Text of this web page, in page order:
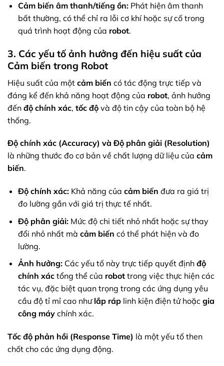
Cảm biến âm thanh/tiếng ồn:Phát hiện âm thanh
bất thường, có thể chỉ ra lỗi cơ khí hoặc sự cố trong
quá trình hoạt động của robot.
3. Các yếu tố ảnh hưởng đến hiệu suất của
Cảm biến trong Robot
Hiệu suất của một cảm biến có tác động trực tiếp và
đáng kể đến khả năng hoạt động của robot, ảnh hưởng
đến độ chính xác, tốc độ và độ tin cậy của toàn bộ hệ
thống.
Độ chính xác (Accuracy) và Độ phân giải (Resolution)
là những thước đo cơ bản về chất lượng dữ liệu của cảm
biến.
Độ chính xác:Khả năng của cảm biến đưa ra giá trị
đo lường gần với giá trị thực tế nhất.
Độ phân giải:Mức độ chi tiết nhỏ nhất hoặc sự thay
đổi nhỏ nhất mà cảm biến có thể phát hiện và đo
lường.
Ảnh hưởng:Các yếu tố này trực tiếp quyết định độ
chính xáctổng thể của robottrong việc thực hiện các
tác vụ, đặc biệt quan trọng trong các ứng dụng yêu
cầu độ tỉ mỉ cao như lắp ráplinh kiện điện tử hoặc gia
công máychính xác.
Tốc độ phản hồi (Response Time) là một yếu tố then
chốt cho các ứng dụng động.